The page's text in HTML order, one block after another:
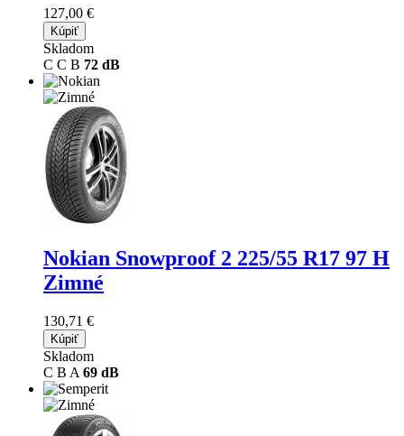
127,00 €
Kúpiť
Skladom
C C B 72 dB
Nokian Snowproof 2 225/55 R17 97 H
Zimné
130,71 €
Kúpiť
Skladom
C B A 69 dB